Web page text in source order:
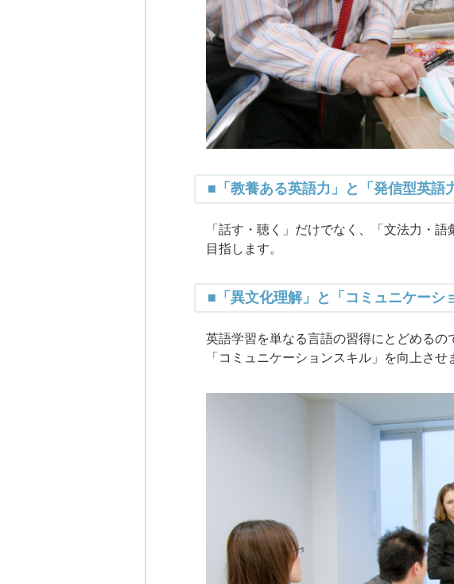
■「教養ある英語力」と「発信型英語
「話す・聴く」だけでなく、「文法力・
目指します。
■「異文化理解」と「コミュニケーシ
英語学習を単なる言語の習得にとどめるの
「コミュニケーションスキル」を向上させ